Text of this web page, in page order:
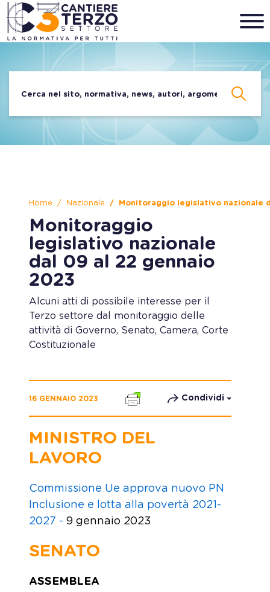
Home Nazionale Monitoraggio legislativo nazionale
Monitoraggio
legislativo nazionale
dal 09 al 22 gennaio
2023
Alcuni atti di possibile interesse per il
Terzo settore dal monitoraggio delle
attività di Governo, Senato, Camera, Corte
Costituzionale
16 GENNAIO 2023 Condividi
MINISTRO DEL
LAVORO
Commissione Ue approva nuovo PN
Inclusione e lotta alla povertà 2021-
2027 - 9 gennaio 2023
SENATO
ASSEMBLEA